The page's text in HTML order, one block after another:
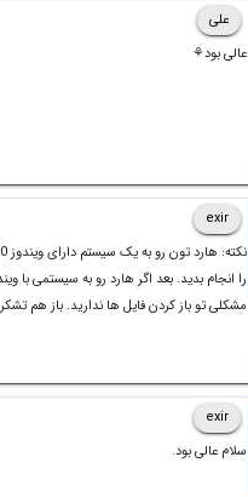
علی
عالی بود⚘
exir
مشکلی تو باز کردن فایل ها ندارید. باز هم تشکر
exir
سلام عالی بود.